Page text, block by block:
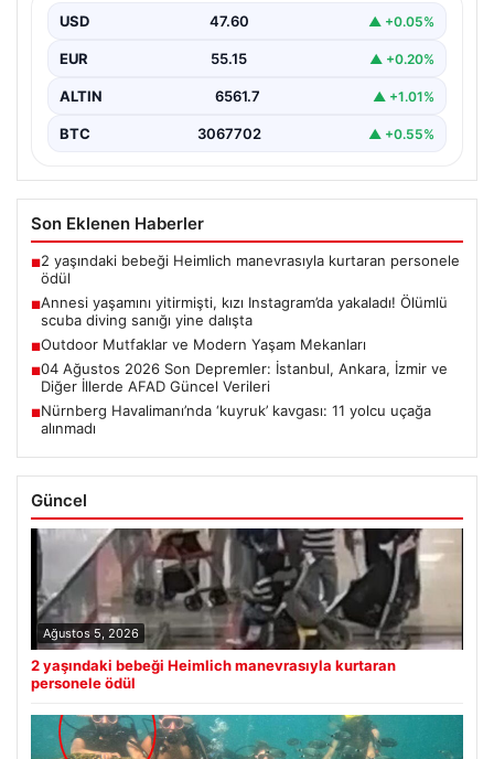
USD 47.60 ▲ +0.05%
EUR 55.15 ▲ +0.20%
ALTIN 6561.7 ▲ +1.01%
BTC 3067702 ▲ +0.55%
Son Eklenen Haberler
■2 yaşındaki bebeği Heimlich manevrasıyla kurtaran personele
ödül
■Annesi yaşamını yitirmişti, kızı Instagram’da yakaladı! Ölümlü
scuba diving sanığı yine dalışta
■Outdoor Mutfaklar ve Modern Yaşam Mekanları
■04 Ağustos 2026 Son Depremler: İstanbul, Ankara, İzmir ve
Diğer İllerde AFAD Güncel Verileri
■Nürnberg Havalimanı’nda ‘kuyruk’ kavgası: 11 yolcu uçağa
alınmadı
Güncel
Ağustos 5, 2026
2 yaşındaki bebeği Heimlich manevrasıyla kurtaran
personele ödül